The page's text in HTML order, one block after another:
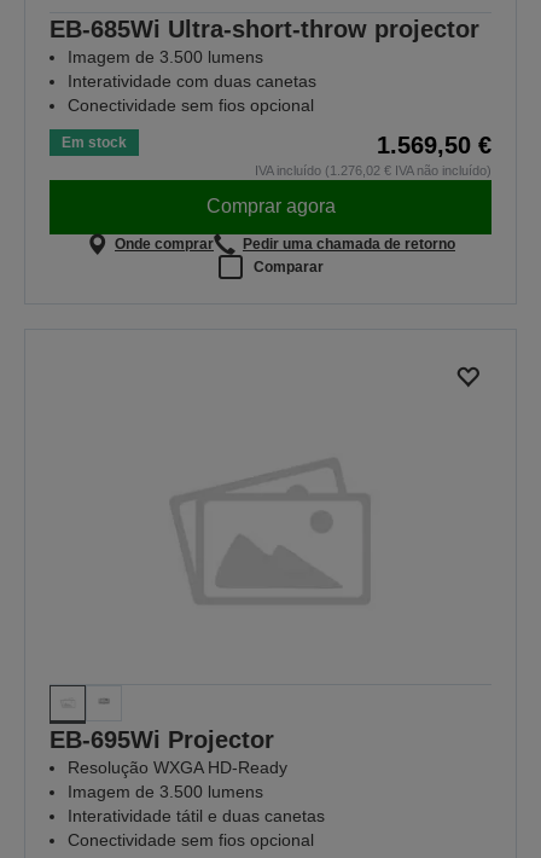
EB-685Wi Ultra-short-throw projector
Imagem de 3.500 lumens
Interatividade com duas canetas
Conectividade sem fios opcional
Em stock 1.569,50 €
IVA incluído (1.276,02 € IVA não incluído)
Comprar agora
Onde comprar
Pedir uma chamada de retorno
Comparar
EB-695Wi Projector
Resolução WXGA HD-Ready
Imagem de 3.500 lumens
Interatividade tátil e duas canetas
Conectividade sem fios opcional